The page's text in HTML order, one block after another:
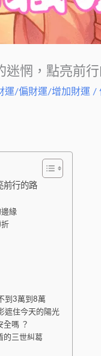
迷惘，點亮前
運/偏財運/增加財運 /
前行的路
緣
折
到3萬到8萬
遮住今天的陽光
全嗎 ？
的三世糾葛